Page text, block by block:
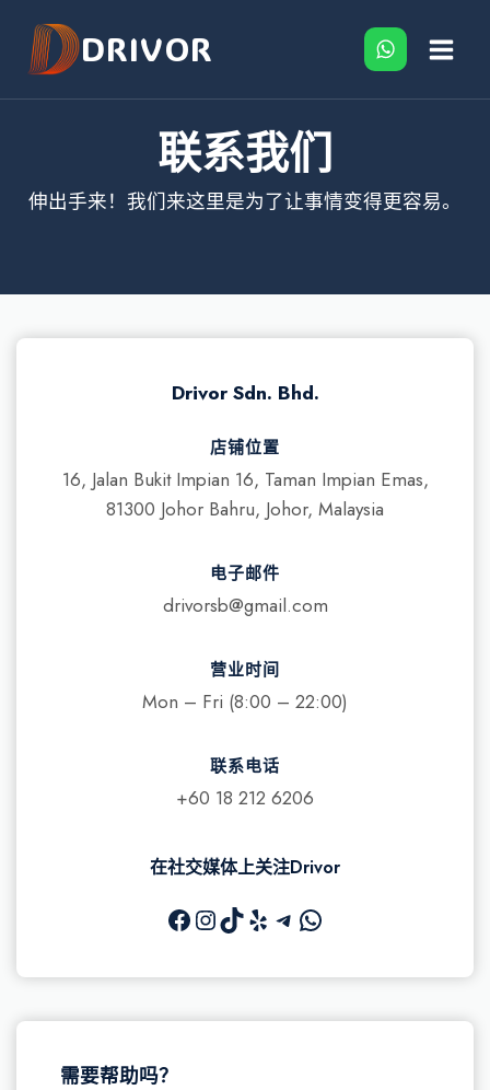
容
DRIVOR
联系我们
伸出手来！我们来这里是为了让事情变得更容易。
Drivor Sdn. Bhd.
店铺位置
16, Jalan Bukit Impian 16, Taman Impian Emas,
81300 Johor Bahru, Johor, Malaysia
电子邮件
drivorsb@gmail.com​
营业时间
Mon – Fri (8:00 – 22:00)
联系电话
+60 18 212 6206
在社交媒体上关注Drivor
Facebook InstagramTikTok Yelp Telegram WhatsApp
需要帮助吗？